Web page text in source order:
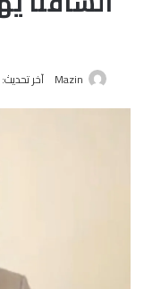
Mazin آخر تحديث: